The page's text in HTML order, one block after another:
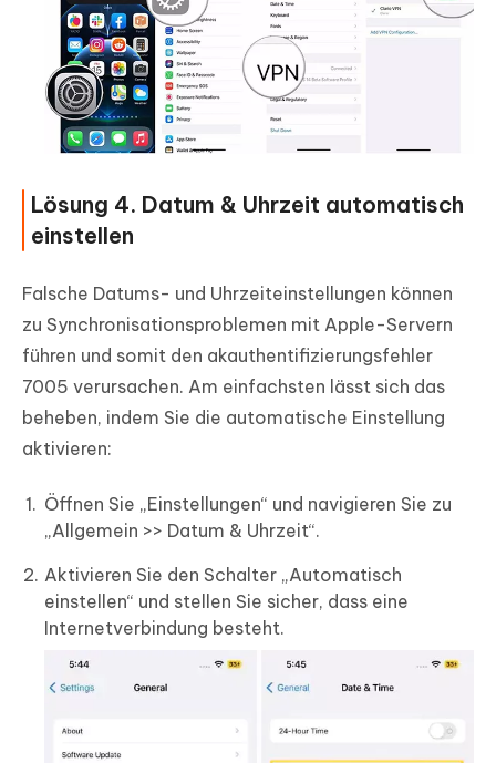
Lösung 4. Datum & Uhrzeit automatisch
einstellen
Falsche Datums- und Uhrzeiteinstellungen können
zu Synchronisationsproblemen mit Apple-Servern
führen und somit den akauthentifizierungsfehler
7005 verursachen. Am einfachsten lässt sich das
beheben, indem Sie die automatische Einstellung
aktivieren:
Öffnen Sie „Einstellungen“ und navigieren Sie zu
„Allgemein >> Datum & Uhrzeit“.
Aktivieren Sie den Schalter „Automatisch
einstellen“ und stellen Sie sicher, dass eine
Internetverbindung besteht.